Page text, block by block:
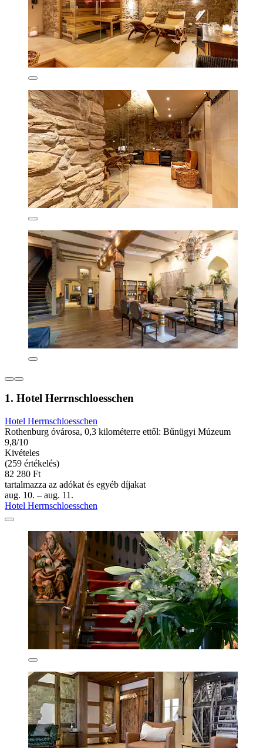
1. Hotel Herrnschloesschen
Hotel Herrnschloesschen
Rothenburg óvárosa, 0,3 kilométerre ettől: Bűnügyi Múzeum
9,8/10
Kivételes
(259 értékelés)
82 280 Ft
tartalmazza az adókat és egyéb díjakat
aug. 10. – aug. 11.
Hotel Herrnschloesschen